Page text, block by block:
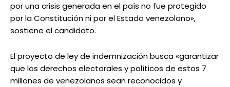
por una crisis generada en el país no fue protegido
por la Constitución ni por el Estado venezolano»,
sostiene el candidato.
El proyecto de ley de indemnización busca «garantizar
que los derechos electorales y políticos de estos 7
millones de venezolanos sean reconocidos y